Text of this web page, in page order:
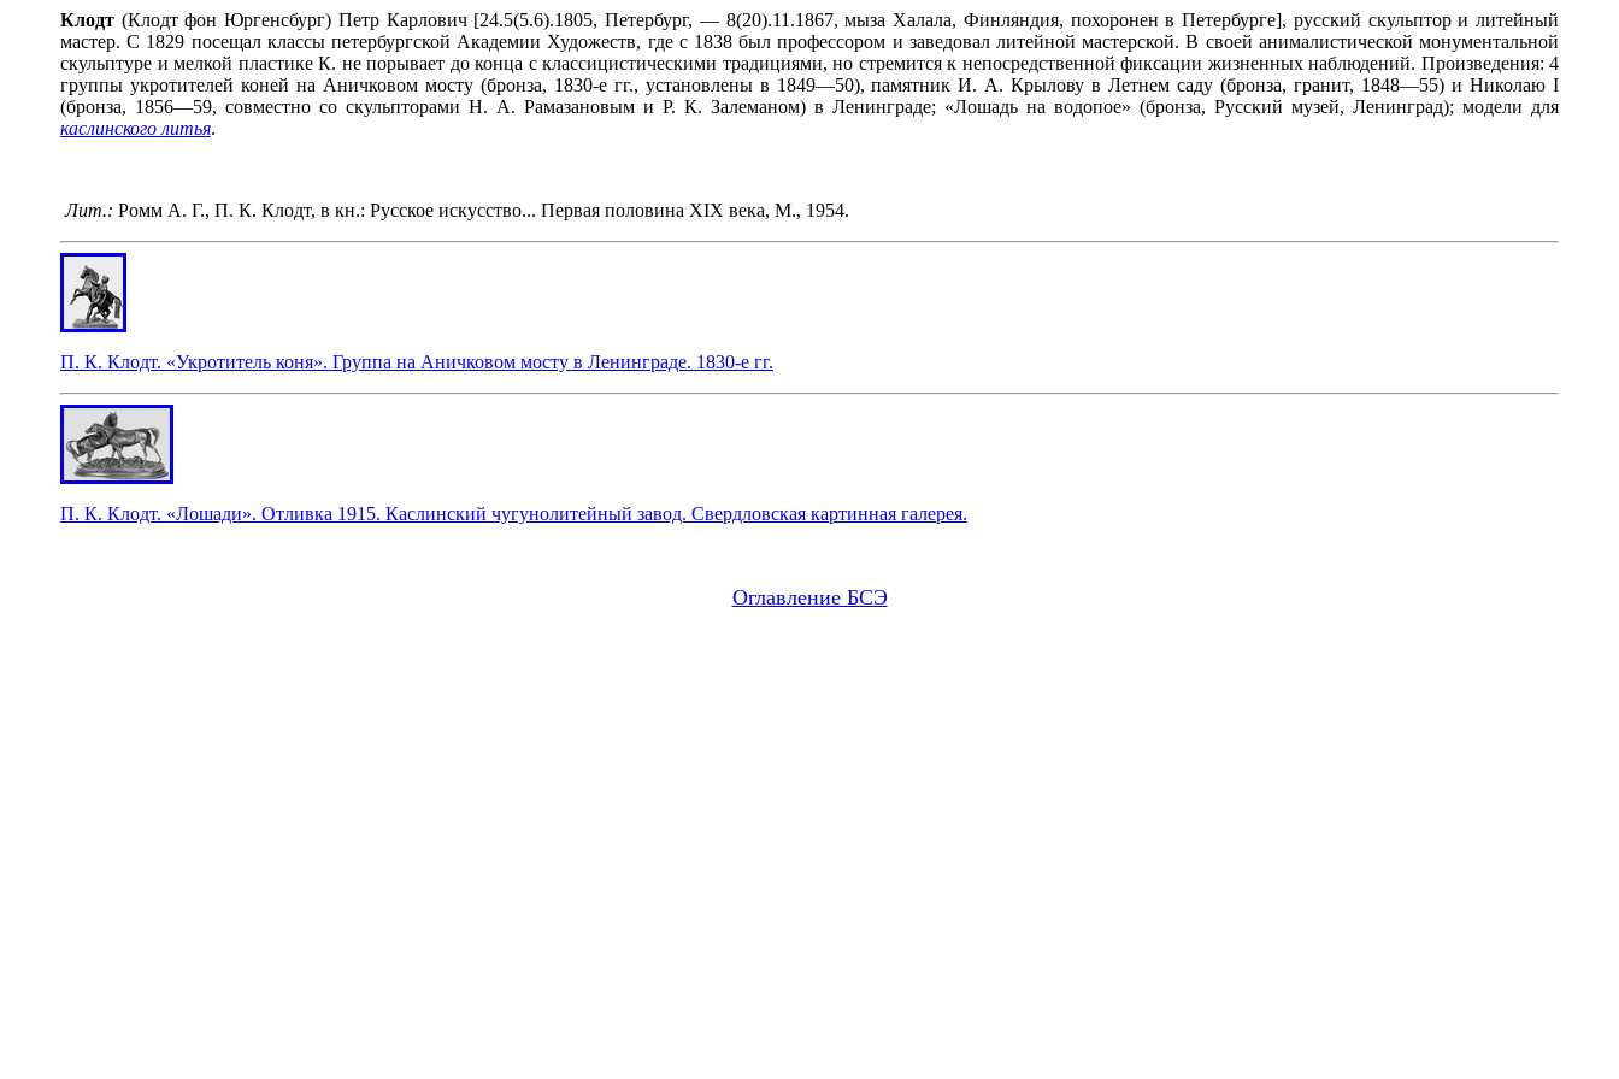
Клодт (Клодт фон Юргенсбург) Петр Карлович [24.5(5.6).1805, Петербург, — 8(20).11.1867, мыза Халала, Финляндия, похоронен в Петербурге], русский скульптор и литейный
мастер. С 1829 посещал классы петербургской Академии Художеств, где с 1838 был профессором и заведовал литейной мастерской. В своей анималистической монументальной
скульптуре и мелкой пластике К. не порывает до конца с классицистическими традициями, но стремится к непосредственной фиксации жизненных наблюдений. Произведения: 4
группы укротителей коней на Аничковом мосту (бронза, 1830-е гг., установлены в 1849—50), памятник И. А. Крылову в Летнем саду (бронза, гранит, 1848—55) и Николаю I
(бронза, 1856—59, совместно со скульпторами Н. А. Рамазановым и Р. К. Залеманом) в Ленинграде; «Лошадь на водопое» (бронза, Русский музей, Ленинград); модели для
каслинского литья.
Лит.: Ромм А. Г., П. К. Клодт, в кн.: Русское искусство... Первая половина XIX века, М., 1954.
П. К. Клодт. «Укротитель коня». Группа на Аничковом мосту в Ленинграде. 1830-е гг.
П. К. Клодт. «Лошади». Отливка 1915. Каслинский чугунолитейный завод. Свердловская картинная галерея.
Оглавление БСЭ